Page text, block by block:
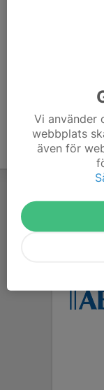
Vi använder
webbplats
även för